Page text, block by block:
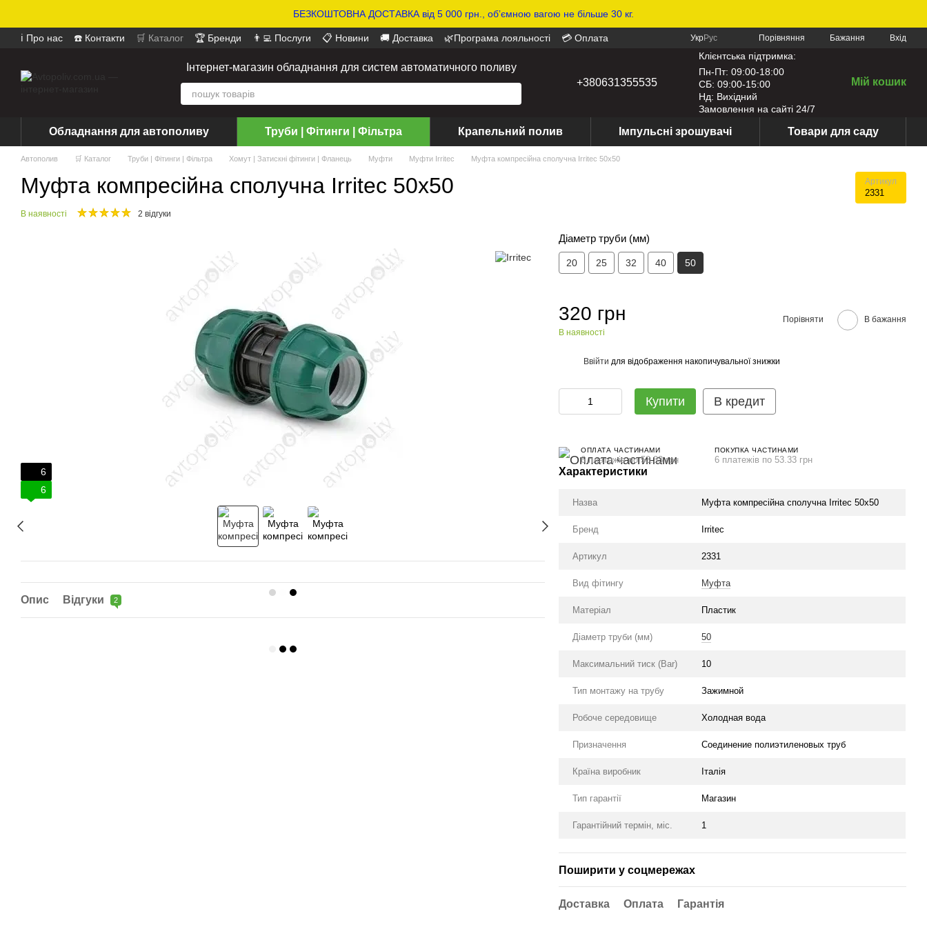
БЕЗКОШТОВНА ДОСТАВКА від 5 000 грн., обʼємною вагою не більше 30 кг.
ℹ️ Про нас ☎️ Контакти 🛒 Каталог 🏆 Бренди 👨‍💻 Послуги 📋 Новини 🚚 Доставка 🌿Програма лояльності
💳 Оплата
УкрРус Порівняння Бажання Вхід
Інтернет-магазин обладнання для систем автоматичного поливу
+380631355535
Клієнтська підтримка:
Пн-Пт: 09:00-18:00
СБ: 09:00-15:00
Нд: Вихідний
Замовлення на сайті 24/7
Мій кошик
Обладнання для автополиву Труби | Фітинги | Фільтра Крапельний полив Імпульсні зрошувачі Товари для саду
Автополив 🛒 Каталог Труби | Фітинги | Фільтра Хомут | Затискні фітинги | Фланець Муфти Муфти Irritec Муфта компресійна сполучна Irritec 50х50
Муфта компресійна сполучна Irritec 50х50 Артикул
2331
В наявності 2 відгуки
6
6
Опис Відгуки 2
Діаметр труби (мм)
20 25 32 40 50
320 грн
В наявності
Порівняти В бажання
Ввійти для відображення накопичувальної знижки
Купити В кредит
ОПЛАТА ЧАСТИНАМИ
6 платежів по 53.33 грн
ПОКУПКА ЧАСТИНАМИ
6 платежів по 53.33 грн
Характеристики
Назва Муфта компресійна сполучна Irritec 50х50
Бренд Irritec
Артикул 2331
Вид фітингу Муфта
Матеріал Пластик
Діаметр труби (мм) 50
Максимальний тиск (Bar) 10
Тип монтажу на трубу Зажимной
Робоче середовище Холодная вода
Призначення Соединение полиэтиленовых труб
Країна виробник Італія
Тип гарантії Магазин
Гарантійний термін, міс. 1
Поширити у соцмережах
Доставка Оплата Гарантія